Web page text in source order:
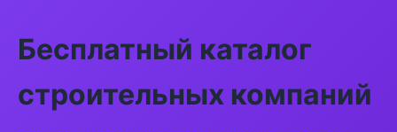
Бесплатный каталог
строительных компаний